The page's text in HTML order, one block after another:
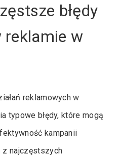
błędy
reklamie w
reklamowych w
typowe błędy, które mogą
kampanii
z najczęstszych